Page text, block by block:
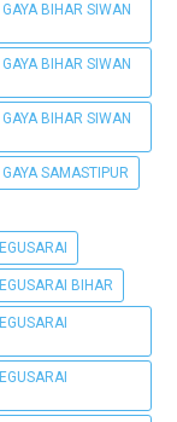
BIHAR SIWAN
BIHAR SIWAN
BIHAR SIWAN
SAMASTIPUR
BIHAR